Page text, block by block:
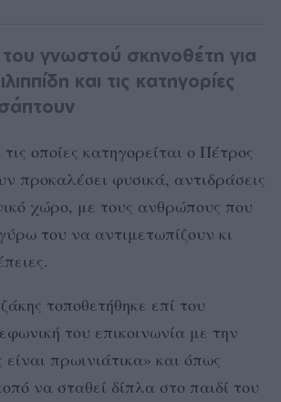
γνωστού σκηνοθέτη για
και τις κατηγορίες
οποίες κατηγορείται ο Πέτρος
προκαλέσει φυσικά, αντιδράσεις
χώρο, με τους ανθρώπους που
του να αντιμετωπίζουν κι
τοποθετήθηκε επί του
του επικοινωνία με την
πρωινιάτικα» και όπως
να σταθεί δίπλα στο παιδί του